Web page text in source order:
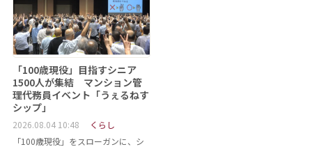
「100歳現役」目指すシニア
1500人が集結 マンション管
理代務員イベント「うぇるねす
シップ」
2026.08.04 10:48
くらし
「100歳現役」をスローガンに、シ